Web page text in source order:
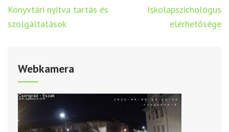
Bejegyzés
navigáció
Könyvtári nyitva tartás és
szolgáltatások
Iskolapszichológus
elérhetősége
Webkamera